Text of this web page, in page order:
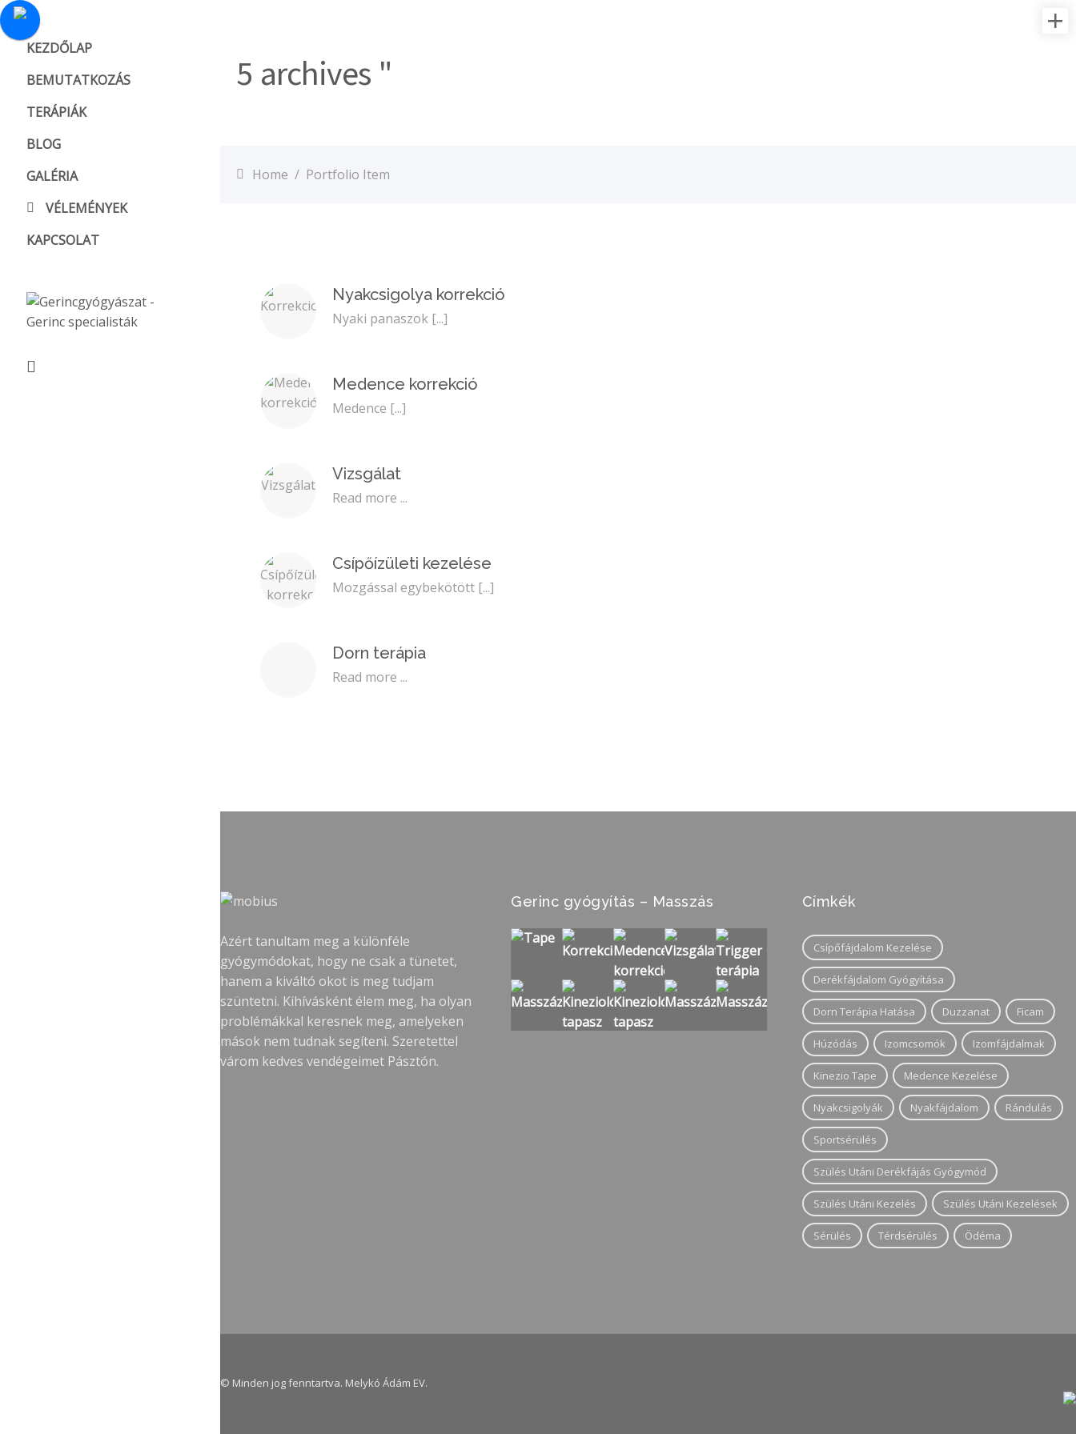
KEZDŐLAP
BEMUTATKOZÁS
TERÁPIÁK
BLOG
GALÉRIA
VÉLEMÉNYEK
KAPCSOLAT
5 archives "
Home / Portfolio Item
Nyakcsigolya korrekció
Nyaki panaszok [...]
Medence korrekció
Medence [...]
Vizsgálat
Read more ...
Csípőízületi kezelése
Mozgással egybekötött [...]
Dorn terápia
Read more ...
Azért tanultam meg a különféle
gyógymódokat, hogy ne csak a tünetet,
hanem a kiváltó okot is meg tudjam
szüntetni. Kihívásként élem meg, ha olyan
problémákkal keresnek meg, amelyeken
mások nem tudnak segíteni. Szeretettel
várom kedves vendégeimet Pásztón.
Gerinc gyógyítás – Masszás Címkék
Csípőfájdalom Kezelése
Derékfájdalom Gyógyítása
Dorn Terápia Hatása Duzzanat Ficam
Húzódás Izomcsomók Izomfájdalmak
Kinezio Tape Medence Kezelése
Nyakcsigolyák Nyakfájdalom Rándulás
Sportsérülés
Szülés Utáni Derékfájás Gyógymód
Szülés Utáni Kezelés Szülés Utáni Kezelések
Sérülés Térdsérülés Ödéma
© Minden jog fenntartva. Melykó Ádám EV.